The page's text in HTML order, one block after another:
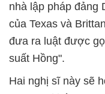
nhà lập pháp đảng
của Texas và
đưa ra luật được
suất Hồng".
Hai nghị sĩ này sẽ